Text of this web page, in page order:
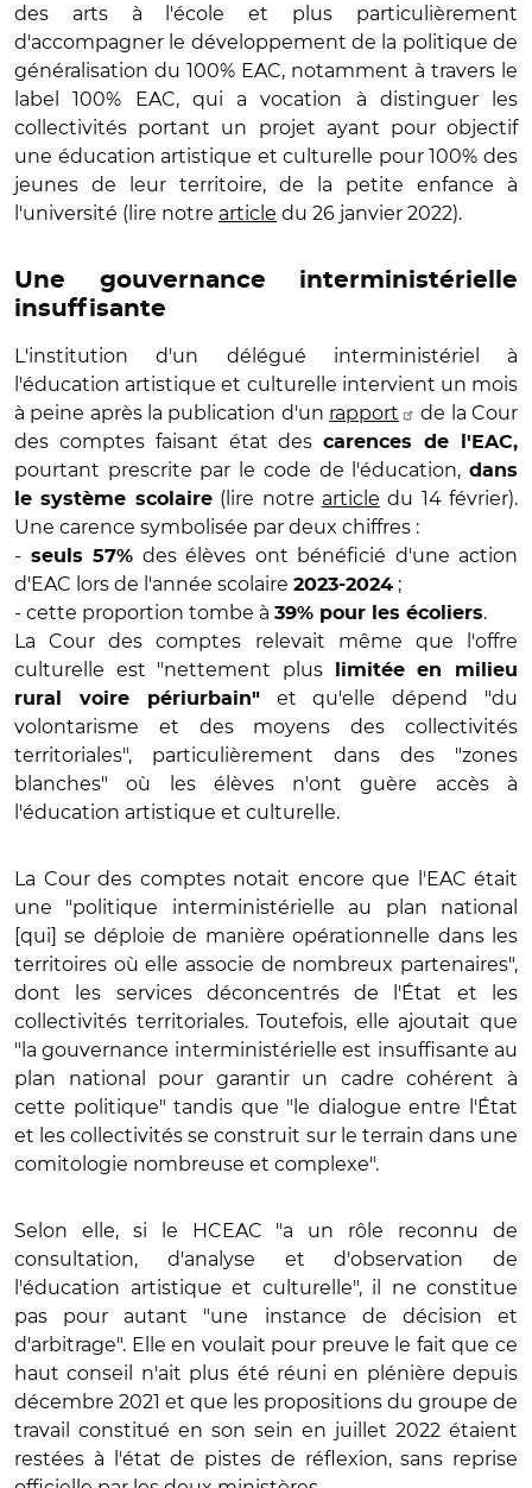
des arts à l'école et plus particulièrement
d'accompagner le développement de la politique de
généralisation du 100% EAC, notamment à travers le
label 100% EAC, qui a vocation à distinguer les
collectivités portant un projet ayant pour objectif
une éducation artistique et culturelle pour 100% des
jeunes de leur territoire, de la petite enfance à
l'université (lire notre article du 26 janvier 2022).
Une gouvernance interministérielle
insuffisante
L'institution d'un délégué interministériel à
l'éducation artistique et culturelle intervient un mois
à peine après la publication d'un rapport
de la Cour
des comptes faisant état descarences de l'EAC,
pourtant prescrite par le code de l'éducation, dans
le système scolaire(lire notre article du 14 février).
Une carence symbolisée par deux chiffres :
- seuls 57% des élèves ont bénéficié d'une action
d'EAC lors de l'année scolaire 2023-2024 ;
- cette proportion tombe à 39% pour les écoliers.
La Cour des comptes relevait même que l'offre
culturelle est "nettement plus
limitée en milieu
rural voire périurbain"et qu'elle dépend "du
volontarisme et des moyens des collectivités
territoriales", particulièrement dans des "zones
blanches" où les élèves n'ont guère accès à
l'éducation artistique et culturelle.
La Cour des comptes notait encore que l'EAC était
une "politique interministérielle au plan national
[qui] se déploie de manière opérationnelle dans les
territoires où elle associe de nombreux partenaires",
dont les services déconcentrés de l'État et les
collectivités territoriales. Toutefois, elle ajoutait que
"la gouvernance interministérielle est insuffisante au
plan national pour garantir un cadre cohérent à
cette politique" tandis que "le dialogue entre l'État
et les collectivités se construit sur le terrain dans une
comitologie nombreuse et complexe".
Selon elle, si le HCEAC "a un rôle reconnu de
consultation, d'analyse et d'observation de
l'éducation artistique et culturelle", il ne constitue
pas pour autant "une instance de décision et
d'arbitrage". Elle en voulait pour preuve le fait que ce
haut conseil n'ait plus été réuni en plénière depuis
décembre 2021 et que les propositions du groupe de
travail constitué en son sein en juillet 2022 étaient
restées à l'état de pistes de réflexion, sans reprise